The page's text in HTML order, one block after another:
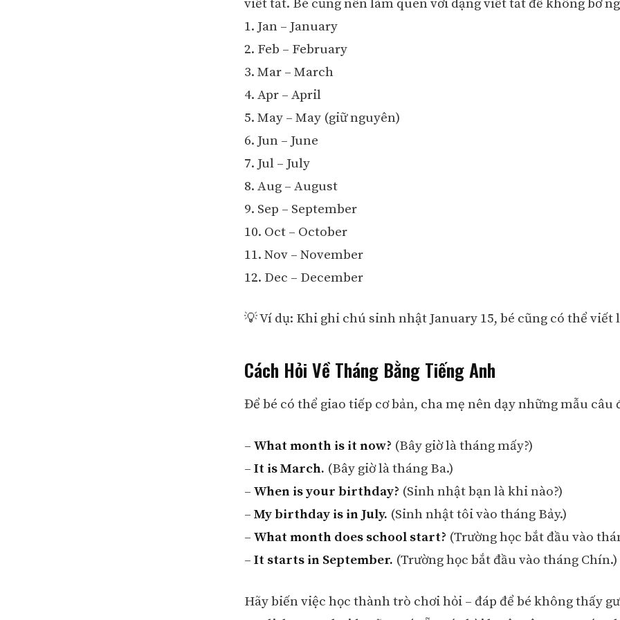
viết tắt. Bé cũng nên làm quen với dạng viết tắt để không bỡ
1. Jan – January
2. Feb – February
3. Mar – March
4. Apr – April
5. May – May (giữ nguyên)
6. Jun – June
7. Jul – July
8. Aug – August
9. Sep – September
10. Oct – October
11. Nov – November
12. Dec – December
💡 Ví dụ: Khi ghi chú sinh nhật January 15, bé cũng có thể viết
Cách Hỏi Về Tháng Bằng Tiếng Anh
Để bé có thể giao tiếp cơ bản, cha mẹ nên dạy những mẫu câu
– What month is it now? (Bây giờ là tháng mấy?)
– It is March. (Bây giờ là tháng Ba.)
– When is your birthday? (Sinh nhật bạn là khi nào?)
– My birthday is in July. (Sinh nhật tôi vào tháng Bảy.)
– What month does school start? (Trường học bắt đầu vào
– It starts in September. (Trường học bắt đầu vào tháng Chín.)
Hãy biến việc học thành trò chơi hỏi – đáp để bé không thấy